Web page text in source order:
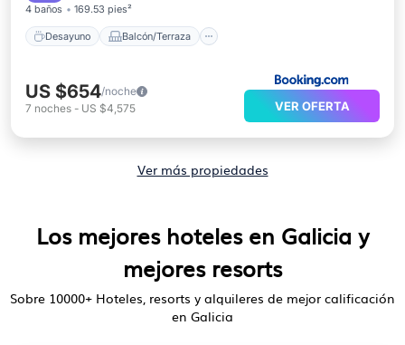
4 baños 169.53 pies²
Desayuno Balcón/Terraza
US $654/noche
7 noches - US $4,575 VER OFERTA
Ver más propiedades
Los mejores hoteles en Galicia y
mejores resorts
Sobre 10000+ Hoteles, resorts y alquileres de mejor calificación
en Galicia